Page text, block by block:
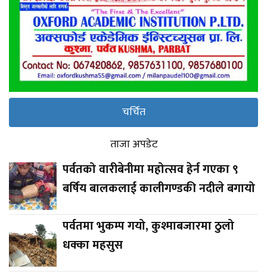
चर्चित
ताजा अपडेट
पर्वतको वारीबेनीमा महोत्सव हेर्न गएका ९
बर्षिय बालकलाई कालीगण्डकी नदीले बगायो
पर्वतमा भुकम्प गयो, कुश्माबजारमा ठुलो
धक्का महसुस